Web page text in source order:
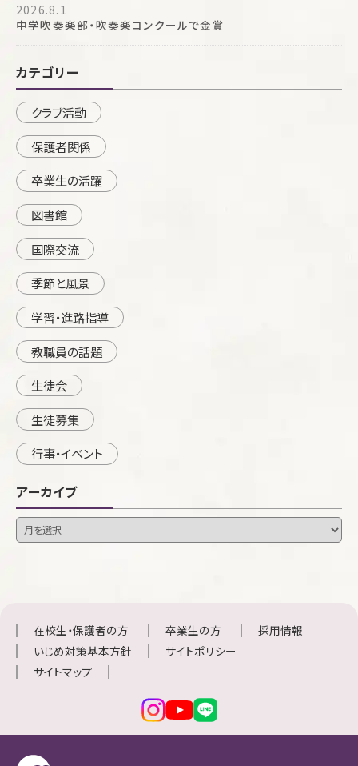
2026.8.1
中学吹奏楽部・吹奏楽コンクールで金賞
カテゴリー
クラブ活動
保護者関係
卒業生の活躍
図書館
国際交流
季節と風景
学習・進路指導
教職員の話題
生徒会
生徒募集
行事・イベント
アーカイブ
在校生・保護者の方 卒業生の方
採用情報
いじめ対策基本方針
サイトポリシー
サイトマップ